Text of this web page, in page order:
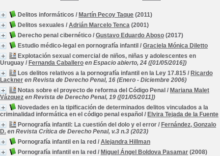
Delitos informáticos / Martín Pecoy Taque (2011)
Delitos sexuales / Adrián Marcelo Tenca (2001)
Derecho penal cibernético / Gustavo Eduardo Aboso (2017)
Estudio médico-legal en pornografía infantil / Graciela Mónica Diletto
Explotación sexual comercial de niños, niñas y adolescentes en
Uruguay / Fernanda Caballero en Espacio abierto, 24 ([01/05/2016])
Los delitos relativos a la pornografía infantil en la Ley 17.815 / Ricardo
Lackner en Revista de Derecho Penal, 16 (Enero - Diciembre 2006)
Notas sobre el proyecto de reforma del Código Penal / Mariana Malet
Vázquez en Revista de Derecho Penal, 19 ([01/05/2011])
Novedades en la tipificación de determinados delitos vinculados a la
criminalidad informática en el código penal español / Elvira Tejada de la Fuente
Pornografía infantil: La cuestión del dolo y el error / Fernández, Gonzalo
D. en Revista Crítica de Derecho Penal, v.3 n.3 (2023)
Pornografía infantil en la red / Alejandra Hillman
Pornografía infantil en la red / Miguel Ángel Boldova Pasamar (2008)